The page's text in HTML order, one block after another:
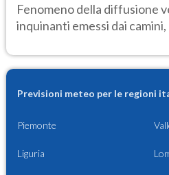
Fenomeno della diffusione
inquinanti emessi dai
Previsioni meteo per le regioni
Piemonte
Liguria